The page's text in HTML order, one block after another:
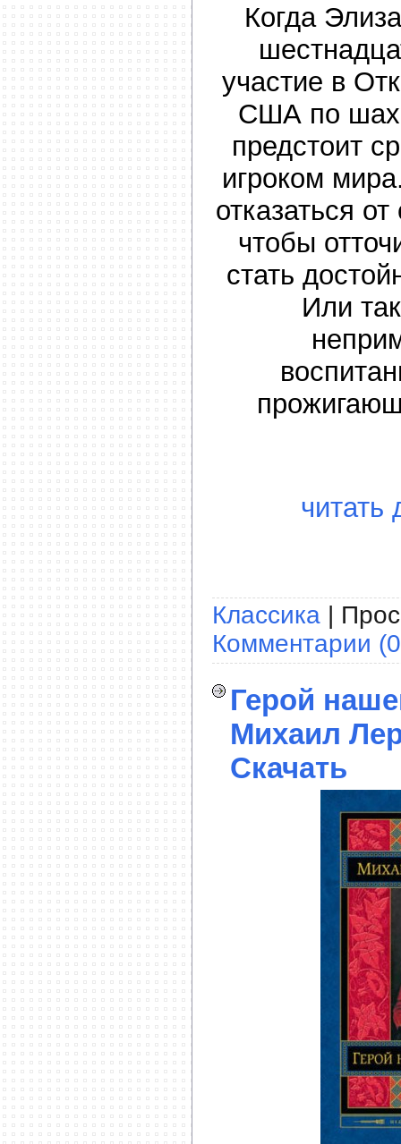
Когда
участие в
США по
предстоит
игроком
отказаться
чтобы
стать
Или
читать
Классика |
Комментарии
Герой
Михаил
Скачать